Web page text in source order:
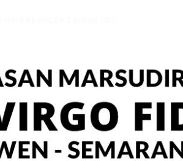
BOS REGULER TAHUN 202...